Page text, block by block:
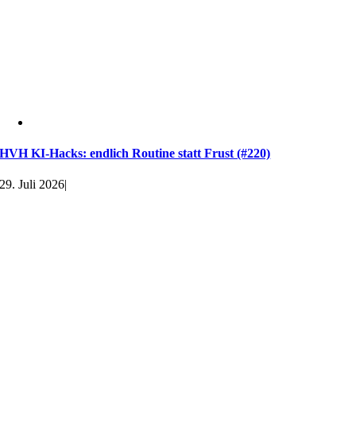
HVH KI-Hacks: endlich Routine statt Frust (#220)
29. Juli 2026|